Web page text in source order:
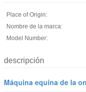
Place of Origin:
Nombre de la marca:
Model Number:
descripción
Máquina equina de la